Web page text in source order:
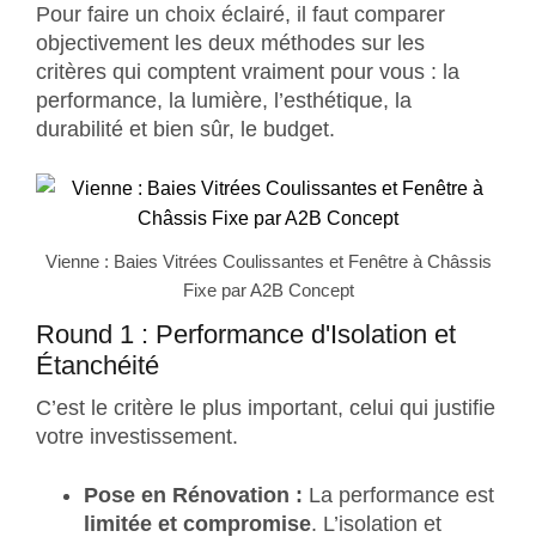
Pour faire un choix éclairé, il faut comparer
objectivement les deux méthodes sur les
critères qui comptent vraiment pour vous : la
performance, la lumière, l’esthétique, la
durabilité et bien sûr, le budget.
Vienne : Baies Vitrées Coulissantes et Fenêtre à Châssis
Fixe par A2B Concept
Round 1 : Performance d'Isolation et
Étanchéité
C’est le critère le plus important, celui qui justifie
votre investissement.
Pose en Rénovation : La performance est
limitée et compromise. L’isolation et